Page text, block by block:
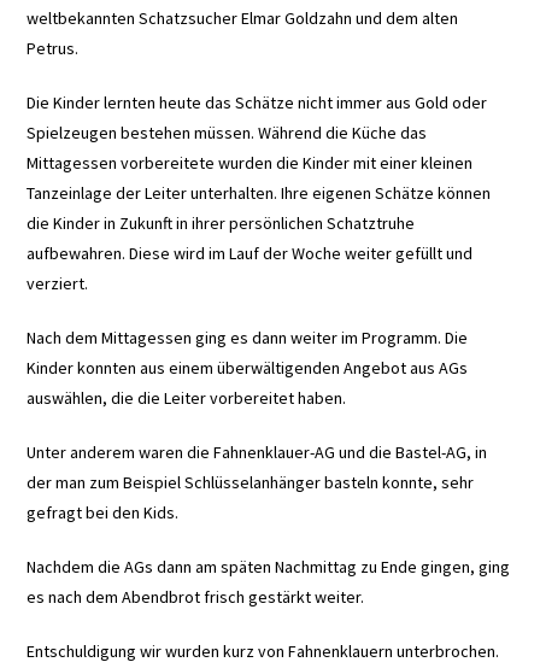
weltbekannten Schatzsucher Elmar Goldzahn und dem alten
Petrus.
Die Kinder lernten heute das Schätze nicht immer aus Gold oder
Spielzeugen bestehen müssen. Während die Küche das
Mittagessen vorbereitete wurden die Kinder mit einer kleinen
Tanzeinlage der Leiter unterhalten. Ihre eigenen Schätze können
die Kinder in Zukunft in ihrer persönlichen Schatztruhe
aufbewahren. Diese wird im Lauf der Woche weiter gefüllt und
verziert.
Nach dem Mittagessen ging es dann weiter im Programm. Die
Kinder konnten aus einem überwältigenden Angebot aus AGs
auswählen, die die Leiter vorbereitet haben.
Unter anderem waren die Fahnenklauer-AG und die Bastel-AG, in
der man zum Beispiel Schlüsselanhänger basteln konnte, sehr
gefragt bei den Kids.
Nachdem die AGs dann am späten Nachmittag zu Ende gingen, ging
es nach dem Abendbrot frisch gestärkt weiter.
Entschuldigung wir wurden kurz von Fahnenklauern unterbrochen.